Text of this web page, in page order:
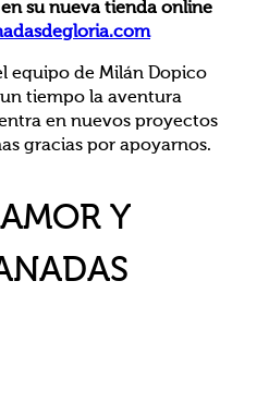
su nueva tienda online
equipo de Milán Dopico
tiempo la aventura
en nuevos proyectos
gracias por apoyarnos.
Y